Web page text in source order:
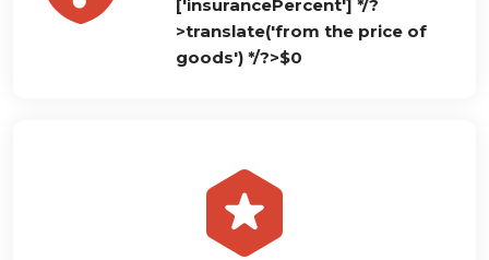
['insurancePercent'] */?
>translate('from the price of
goods') */?>$0